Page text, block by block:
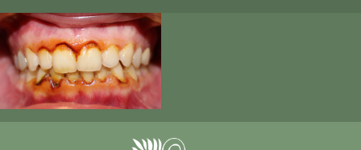
to
content